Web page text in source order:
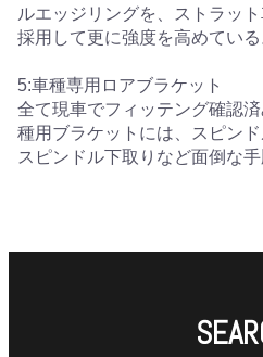
ルエッジリングを、ストラッ
採用して更に強度を高めている
5:車種専用ロアブラケット
全て現車でフィッテング確認
種用ブラケットには、スピン
スピンドル下取りなど面倒な手